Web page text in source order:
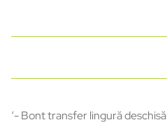
‘- Bont transfer lingură deschisă